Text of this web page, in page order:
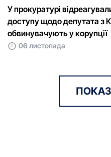
У прокуратурі
доступу щодо депутата з
обвинувачують у корупції
06 листопада